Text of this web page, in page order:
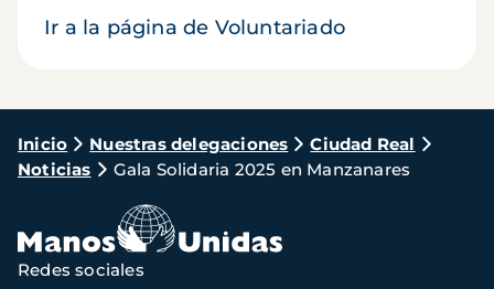
Ir a la página de Voluntariado
Ruta
de
navegación
Inicio Nuestras delegaciones
Ciudad Real
Noticias
Gala Solidaria 2025 en Manzanares
Redes sociales